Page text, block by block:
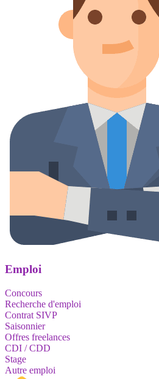
Emploi
Concours
Recherche d'emploi
Contrat SIVP
Saisonnier
Offres freelances
CDI / CDD
Stage
Autre emploi